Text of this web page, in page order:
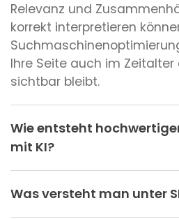
Relevanz und
korrekt interpretieren
Ihre Seite auch im Zeitalter
sichtbar bleibt.
Wie entsteht
mit KI?
Was versteht man unter